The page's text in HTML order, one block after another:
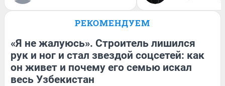
РЕКОМЕНДУЕМ
«Я не жалуюсь». Строитель лишился
рук и ног и стал звездой соцсетей: как
он живет и почему его семью искал
весь Узбекистан